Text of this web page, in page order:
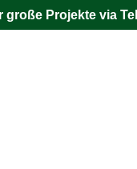
Projekte via